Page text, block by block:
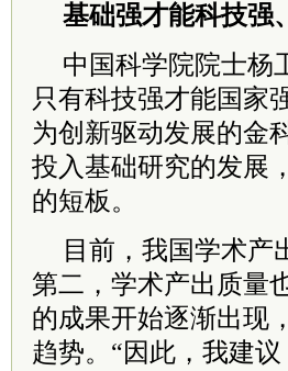
基础强才能科技强
中国科学院院士杨
只有科技强才能国家
为创新驱动发展的金
投入基础研究的发展
的短板。
目前，我国学术产
第二，学术产出质量
的成果开始逐渐出现
趋势。“因此，我建